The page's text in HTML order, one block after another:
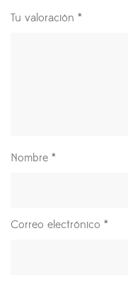
Tu valoración *
Nombre *
Correo electrónico *